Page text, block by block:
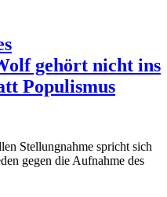
gehört nicht ins
Populismus
Stellungnahme spricht sich
gegen die Aufnahme des